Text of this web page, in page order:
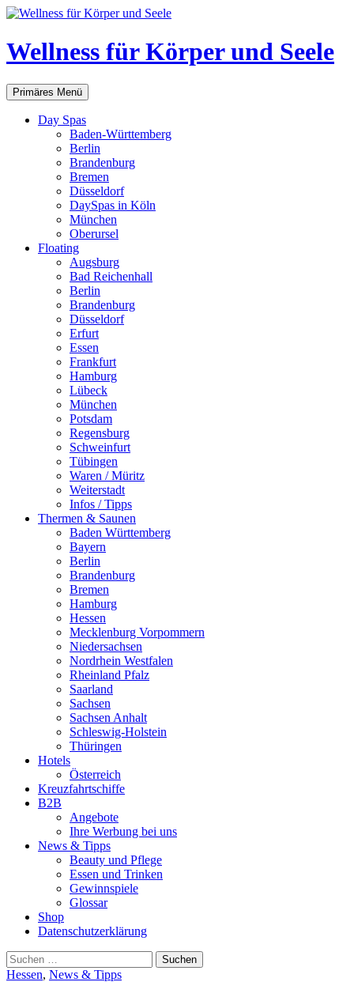
Zum
springen
Wellness für Körper und Seele
Suchen
Primäres Menü
Day Spas
Baden-Württemberg
Berlin
Brandenburg
Bremen
Düsseldorf
DaySpas in Köln
München
Oberursel
Floating
Augsburg
Bad Reichenhall
Berlin
Brandenburg
Düsseldorf
Erfurt
Essen
Frankfurt
Hamburg
Lübeck
München
Potsdam
Regensburg
Schweinfurt
Tübingen
Waren / Müritz
Weiterstadt
Infos / Tipps
Thermen & Saunen
Baden Württemberg
Bayern
Berlin
Brandenburg
Bremen
Hamburg
Hessen
Mecklenburg Vorpommern
Niedersachsen
Nordrhein Westfalen
Rheinland Pfalz
Saarland
Sachsen
Sachsen Anhalt
Schleswig-Holstein
Thüringen
Hotels
Österreich
Kreuzfahrtschiffe
B2B
Angebote
Ihre Werbung bei uns
News & Tipps
Beauty und Pflege
Essen und Trinken
Gewinnspiele
Glossar
Shop
Datenschutzerklärung
Suchen
nach:
Hessen, News & Tipps